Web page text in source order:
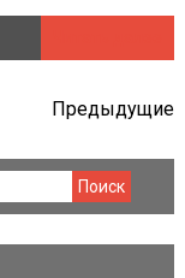
Предыдущие